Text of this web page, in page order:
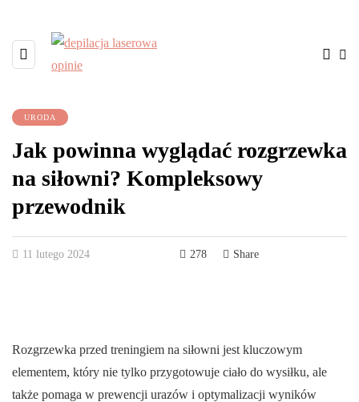
URODA
Jak powinna wyglądać rozgrzewka
na siłowni? Kompleksowy
przewodnik
11 lutego 2024 278 Share
Rozgrzewka przed treningiem na siłowni jest kluczowym
elementem, który nie tylko przygotowuje ciało do wysiłku, ale
także pomaga w prewencji urazów i optymalizacji wyników